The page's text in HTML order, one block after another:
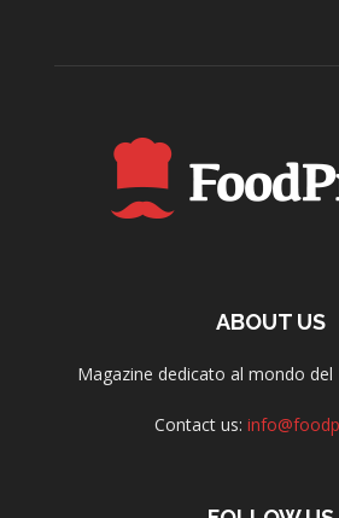
ABOUT US
Magazine dedicato al mondo del
Contact us: